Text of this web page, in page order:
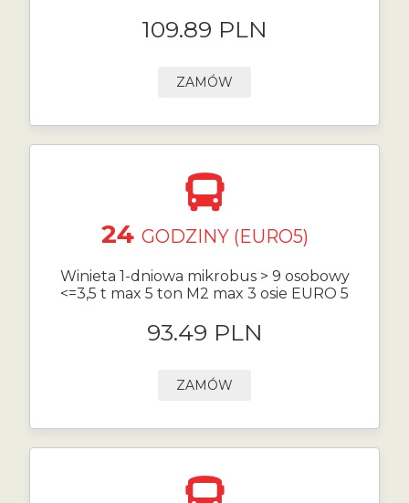
109.89 PLN
ZAMÓW
24 GODZINY (EURO5)
Winieta 1-dniowa mikrobus > 9 osobowy
<=3,5 t max 5 ton M2 max 3 osie EURO 5
93.49 PLN
ZAMÓW